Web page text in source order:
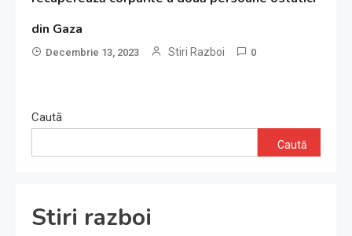
din Gaza
Decembrie 13, 2023 Stiri Razboi 0
Caută
Caută
Stiri razboi